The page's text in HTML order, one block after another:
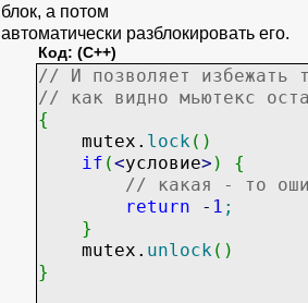
блок, а потом
автоматически разблокировать его.
Код: (C++)
// И позволяет избежать
// как видно мьютекс
{
mutex. lock ( )
if (<условие> )
{
// какая - то
return
- 1 ;
}
mutex. unlock ( )
}